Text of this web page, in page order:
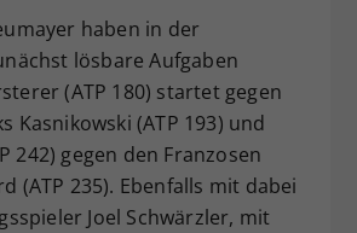
haben in der
lösbare Aufgaben
(ATP 180) startet gegen
Kasnikowski (ATP 193) und
242) gegen den Franzosen
(ATP 235). Ebenfalls mit dabei
Joel Schwärzler, mit